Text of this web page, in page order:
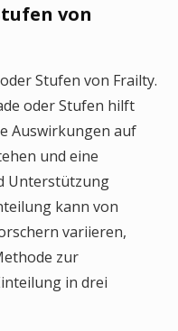
von
Stufen von Frailty.
oder Stufen hilft
Auswirkungen auf
und eine
Unterstützung
kann von
variieren,
zur
in drei